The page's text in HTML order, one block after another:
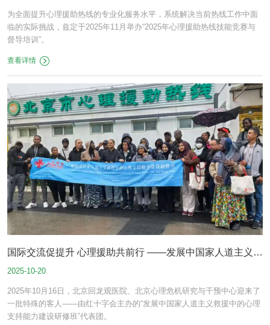
为全面提升心理援助热线的专业化服务水平，系统解决当前热线工作中面
临的实际挑战，兹定于2025年11月举办“2025年心理援助热线技能竞赛与
督导培训”。
查看详情
国际交流促提升 心理援助共前行 ——发展中国家人道主义救
援心理支持能力建设研修班访问北京回龙观医院
2025-10-20
2025年10月16日，北京回龙观医院、北京心理危机研究与干预中心迎来了
一批特殊的客人——由红十字会主办的“发展中国家人道主义救援中的心理
支持能力建设研修班”代表团。